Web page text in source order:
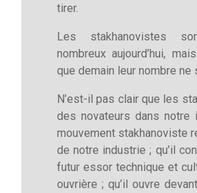
tirer.
Les stakhanovistes
nombreux aujourd’hui,
que demain leur nombre ne
N’est-il pas clair que les
des novateurs dans notre
mouvement stakhanoviste
de notre industrie ; qu’il
futur essor technique et
ouvrière ; qu’il ouvre